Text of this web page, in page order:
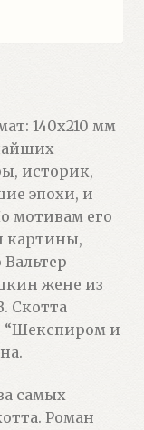
140х210 мм
историк,
эпохи, и
мотивам его
картины,
жене из
Скотта
“Шекспиром и
самых
Роман